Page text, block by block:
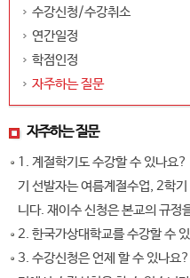
수강신청/수강취소
연간일정
학점인정
자주하는 질문
자주하는 질문
1. 계절학기도 수강할 수 있나요?
기 선발자는 여름계절수업, 2학
니다. 재이수 신청은 본교의 규정
2. 한국가상대학교를 수강할 수
3. 수강신청은 언제 할 수 있나요?